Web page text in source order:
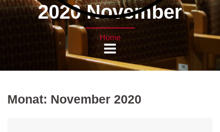
2020 November
Home
Monat: November 2020